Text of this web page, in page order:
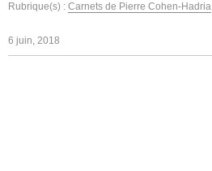
Rubrique(s) : Carnets de Pierre Cohen-Hadria
6 juin, 2018